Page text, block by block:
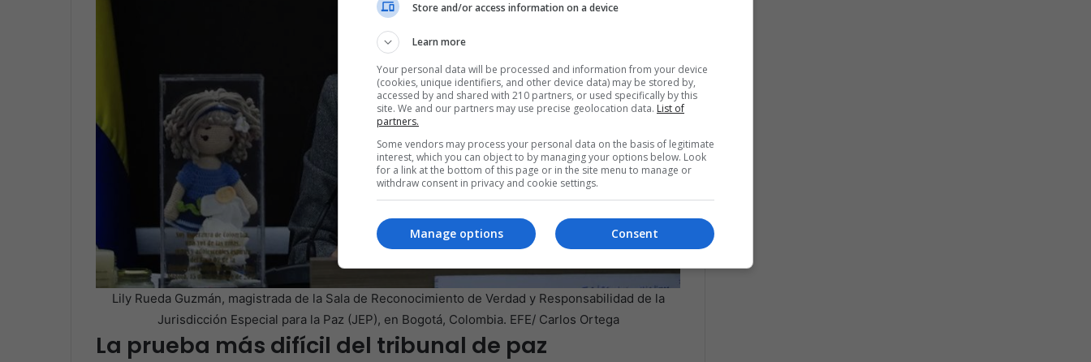
Lily Rueda Guzmán, magistrada de la Sala de Reconocimiento de Verdad y Responsabilidad de la
Jurisdicción Especial para la Paz (JEP), en Bogotá, Colombia. EFE/ Carlos Ortega
La prueba más difícil del tribunal de paz
Store and/or access information on a device
Learn more
Your personal data will be processed and information from your device
(cookies, unique identifiers, and other device data) may be stored by,
accessed by and shared with 210 partners, or used specifically by this
site. We and our partners may use precise geolocation data. List of
partners.
Some vendors may process your personal data on the basis of legitimate
interest, which you can object to by managing your options below. Look
for a link at the bottom of this page or in the site menu to manage or
withdraw consent in privacy and cookie settings.
Consent
Manage options